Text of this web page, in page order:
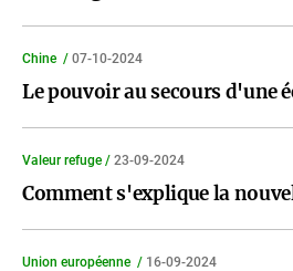
Chine / 07-10-2024
Le pouvoir au secours d'une
Valeur refuge / 23-09-2024
Comment s'explique la
Union européenne / 16-09-2024